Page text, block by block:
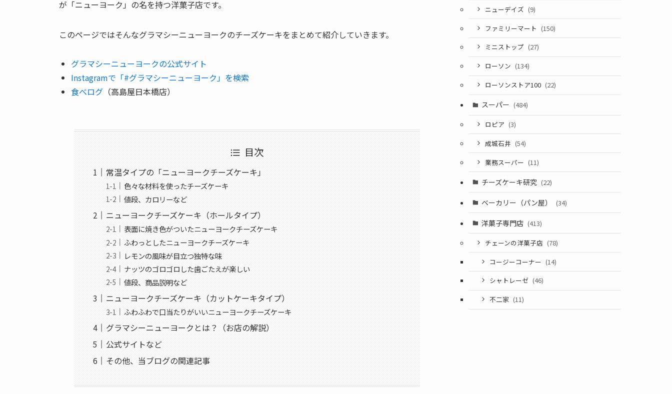
が「ニューヨーク」の名を持つ洋菓子店です。
このページではそんなグラマシーニューヨークのチーズケーキをまとめて紹介していきます。
グラマシーニューヨークの公式サイト
Instagramで「#グラマシーニューヨーク」を検索
食べログ （高島屋日本橋店）
目次
常温タイプの「ニューヨークチーズケーキ」
色々な材料を使ったチーズケーキ
値段、カロリーなど
ニューヨークチーズケーキ（ホールタイプ）
表面に焼き色がついたニューヨークチーズケーキ
ふわっとしたニューヨークチーズケーキ
レモンの風味が目立つ独特な味
ナッツのゴロゴロした歯ごたえが楽しい
値段、商品説明など
ニューヨークチーズケーキ（カットケーキタイプ）
ふわふわで口当たりがいいニューヨークチーズケーキ
グラマシーニューヨークとは？（お店の解説）
公式サイトなど
その他、当ブログの関連記事
ニューデイズ (9)
ファミリーマート (150)
ミニストップ (27)
ローソン (134)
ローソンストア100 (22)
スーパー (484)
ロピア (3)
成城石井 (54)
業務スーパー (11)
チーズケーキ研究 (22)
ベーカリー（パン屋） (34)
洋菓子専門店 (413)
チェーンの洋菓子店 (78)
コージーコーナー (14)
シャトレーゼ (46)
不二家 (11)